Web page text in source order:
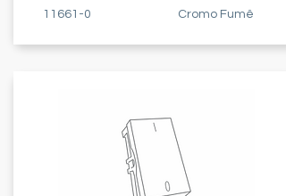
11661-0
Cromo Fumê